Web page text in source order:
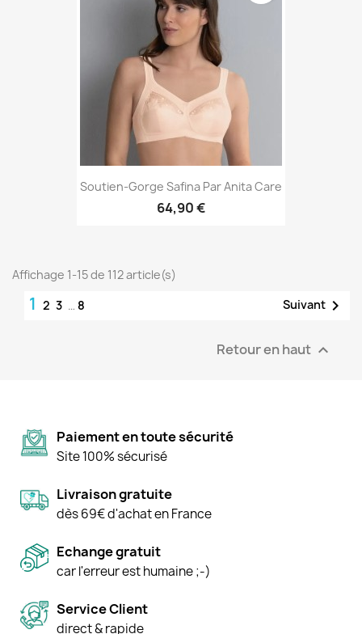
Soutien-Gorge Safina Par Anita Care
64,90 €
Affichage 1-15 de 112 article(s)
1 2 3 … 8 Suivant 
Retour en haut 
Paiement en toute sécurité
Site 100% sécurisé
Livraison gratuite
dès 69€ d'achat en France
Echange gratuit
car l'erreur est humaine ;-)
Service Client
direct & rapide